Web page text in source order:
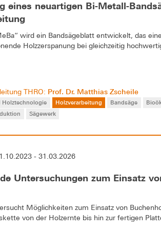
eines neuartigen Bi-Metall-
wird ein Bandsägeblatt entwickelt, das
Holzzerspanung bei gleichzeitig
THRO: Prof. Dr. Matthias Zscheile
Holztechnologie Holzverarbeitung Bandsäge
Sägewerk
- 31.03.2026
Untersuchungen zum Einsatz
Möglichkeiten zum Einsatz von
von der Holzernte bis hin zur fertigen